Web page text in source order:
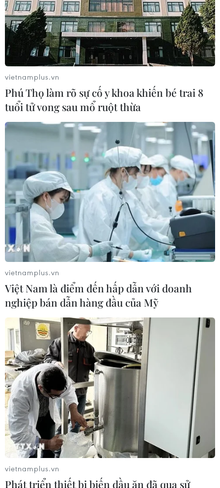
tại Quảng Trị
31/05/2026 01:00
Tỉnh Quảng Trị, vùng đất có gần 190km bờ biển và vùng
cát ven biển, uốn lượn theo dải đất miền Trung đầy
nắng gió, sở hữu nhiều bãi biển tuyệt đẹp, mỗi nơi
mang một nét riêng không trộn lẫn.
Lâm Đồng: Đánh thức không gian du lịch
mới từ đại ngàn đến biển xanh
15/05/2026 03:07
Sự hội tụ của rừng, cao nguyên và biển đang mở ra cho
Lâm Đồng cơ hội phát triển mới, từng bước khẳng định
vị thế là một trong những điểm đến hấp dẫn hàng đầu
của Việt Nam trong giai đoạn tới.
vietnamplus.vn
Phú Thọ làm rõ sự cố y khoa khiến bé trai 8
tuổi tử vong sau mổ ruột thừa
vietnamplus.vn
Việt Nam là điểm đến hấp dẫn với doanh
nghiệp bán dẫn hàng đầu của Mỹ
vietnamplus.vn
Phát triển thiết bị biến dầu ăn đã qua sử